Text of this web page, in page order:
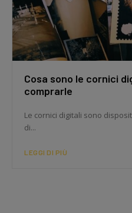
Cosa sono le cornici
comprarle
Le cornici digitali sono
di...
LEGGI DI PIÙ